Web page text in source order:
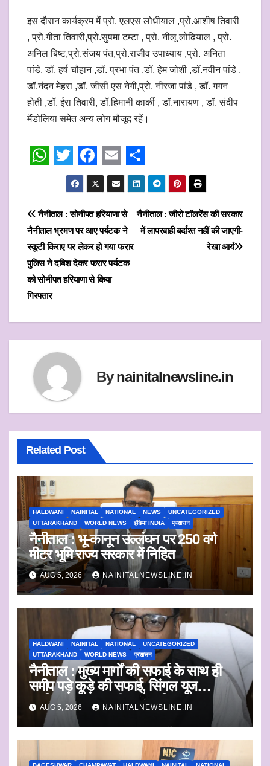
इस दौरान कार्यक्रम में प्रो. एलएस लोधीयाल ,प्रो.आशीष तिवारी
, प्रो.गीता तिवारी,प्रो.सुषमा टम्टा , प्रो. नीलू लोढियाल , प्रो.
अनिल बिष्ट,प्रो.संजय पंत,प्रो.राजीव उपाध्याय ,प्रो. अनिता
पांडे, डॉ. हर्ष चौहान ,डॉ. प्रभा पंत ,डॉ. हेम जोशी ,डॉ.नवीन पांडे ,
डॉ.नंदन मेहरा ,डॉ. जीसी एस नेगी,प्रो. नीरजा पांडे , डॉ. गगन
होती ,डॉ. ईरा तिवारी, डॉ.हिमानी कार्की , डॉ.नारायण , डॉ. संदीप
मैंडोलिया समेत अन्य लोग मौजूद रहें।
a
t
s
A
p
w
i
t
t
e
r
F
a
c
e
b
o
o
E
m
a
i
l
S
h
a
r
e
Post
navigation
नैनीताल : जीरो टॉलरेंस की सरकार
में लापरवाही बर्दाश्त नहीं की जाएगी-
रेखा आर्य
नैनीताल : सोनीपत हरियाणा से
नैनीताल भ्रमण पर आए पर्यटक ने
स्कूटी किराए पर लेकर हो गया फरार
पुलिस ने दबिश देकर फरार पर्यटक
को सोनीपत हरियाणा से किया
गिरफ्तार
Bynainitalnewsline.in
Related Post
HALDWANI NAINITAL NATIONAL NEWS
UNCATEGORIZED
UTTARAKHAND
WORLD NEWS इंडिया INDIA प्रशासन
नैनीताल : भू-कानून उल्लंघन पर 250 वर्ग
मीटर भूमि राज्य सरकार में निहित
AUG 5, 2026 NAINITALNEWSLINE.IN
HALDWANI NAINITAL NATIONAL
UNCATEGORIZED
UTTARAKHAND
WORLD NEWS प्रशासन
नैनीताल : मुख्य मार्गों की सफाई के साथ ही
समीप पड़े कूड़े की सफाई, सिंगल यूज
प्लास्टिक का एकत्रीकरण व किया जाएगा
निस्तारण
AUG 5, 2026 NAINITALNEWSLINE.IN